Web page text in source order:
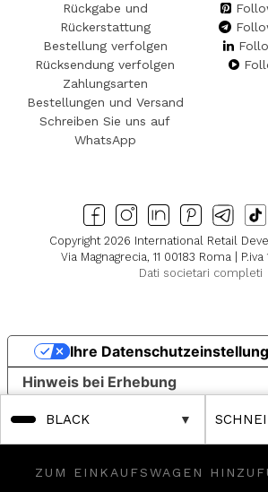
BLACK
ZUM EINKAUFSWAGEN
Rückgabe und
Rückerstattung
Bestellung verfolgen
Rücksendung verfolgen
Zahlungsarten
Bestellungen und Versand
Schreiben Sie uns auf
WhatsApp
Copyright 2026 International Retail
Via Magnagrecia, 11 00183 Roma | P.iva
Dati societari completi
Hinweis bei Erhebung
Ihre